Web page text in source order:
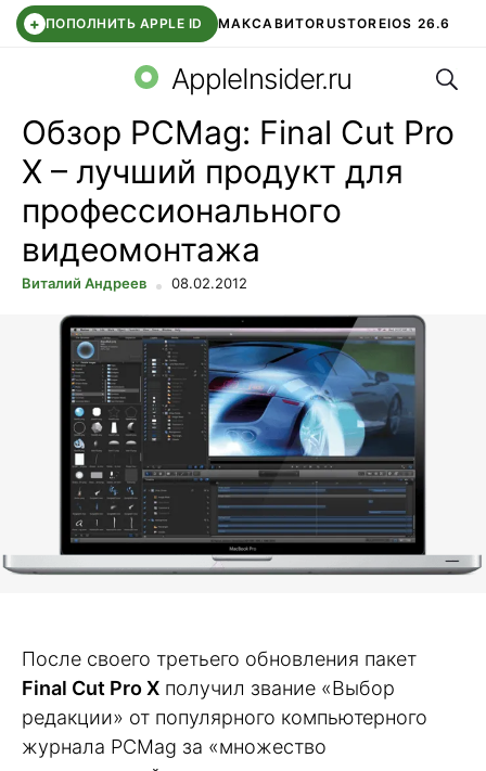
+ ПОПОЛНИТЬ APPLE ID МАКСАВИТОRUSTOREIOS 26.6
СБЕР КИДС ВТБ ОНЛАЙН ЧАТ В ROBLOX
AppleInsider.ru
Обзор PCMag: Final Cut Pro
X – лучший продукт для
профессионального
видеомонтажа
Виталий Андреев 08.02.2012
После своего третьего обновления пакет
Final Cut Pro X получил звание «Выбор
редакции» от популярного компьютерного
журнала PCMag за «множество